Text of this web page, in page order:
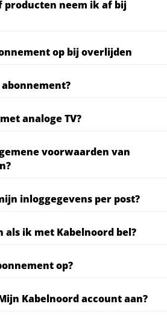
producten neem ik af bij
op bij overlijden
analoge TV?
voorwaarden van
inloggegevens per post?
als ik met Kabelnoord bel?
op?
Kabelnoord account aan?